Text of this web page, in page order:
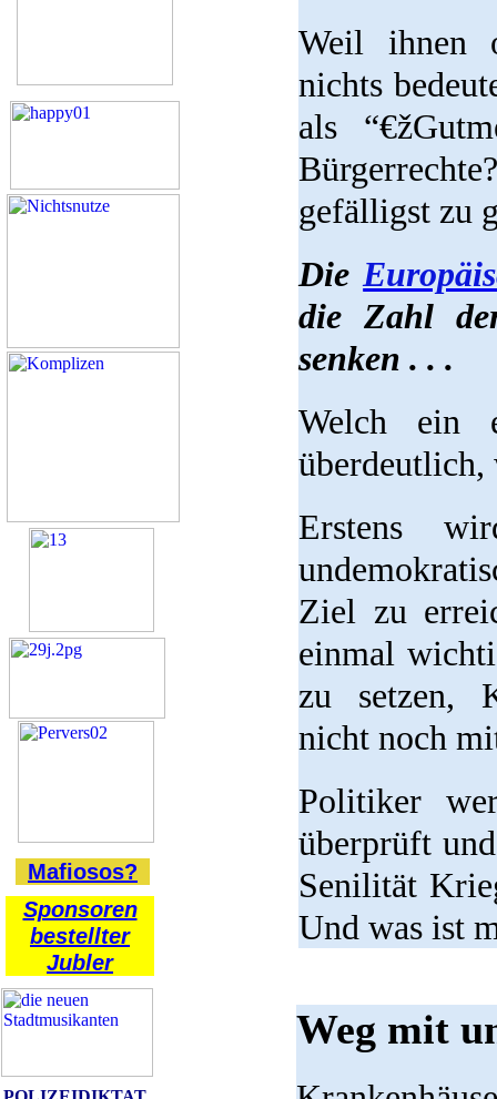
Mafiosos?
Sponsoren
bestellter
Jubler
Weil ihnen
nichts
als
gefälligst zu
Die
die Zahl
senken . . .
Welch ein
überdeutlich,
Erstens
Ziel zu
einmal
zu setzen,
nicht noch
Politiker
überprüft
Senilität
Und was ist
Weg mit